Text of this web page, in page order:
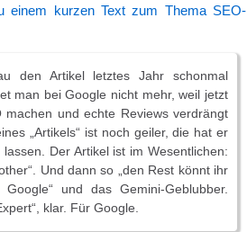
einem kurzen Text zum Thema SEO-
den Artikel letztes Jahr schonmal
man bei Google nicht mehr, weil jetzt
machen und echte Reviews verdrängt
„Artikels“ ist noch geiler, die hat er
Der Artikel ist im Wesentlichen:
Und dann so „den Rest könnt ihr
und das Gemini-Geblubber.
klar. Für Google.